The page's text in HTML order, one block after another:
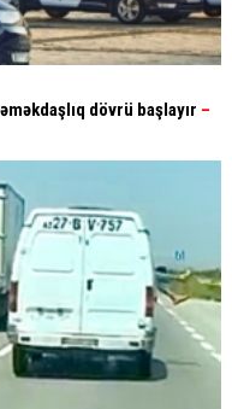
dövrü başlayır –